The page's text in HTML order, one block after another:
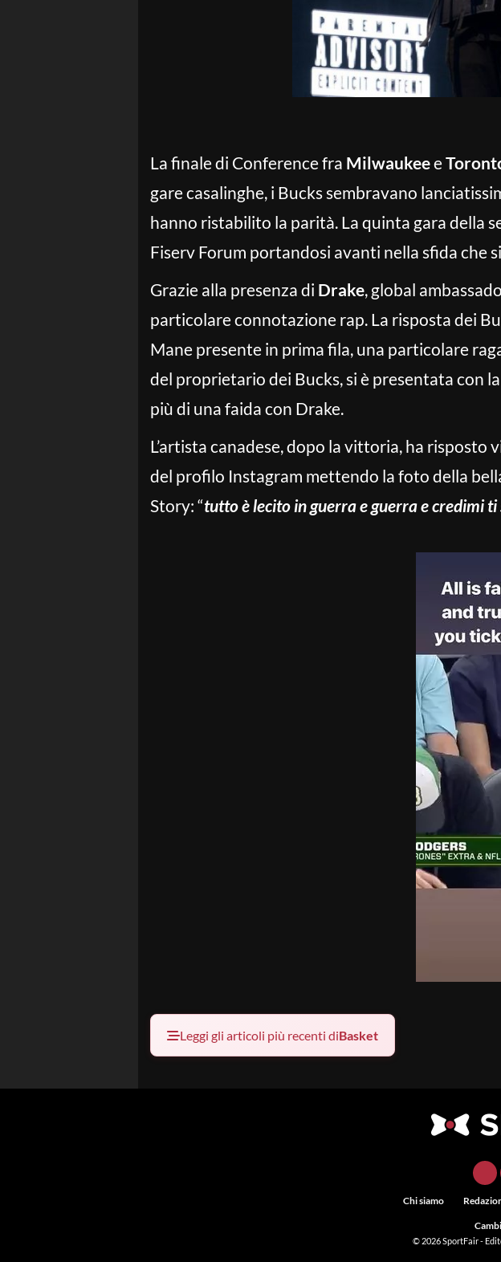
La finale di Conference fra Milwaukeee
gare casalinghe, i Bucks sembravano
hanno ristabilito la parità. La quinta gara della
Fiserv Forum portandosi avanti nella sfida che
Grazie alla presenza di Drake, global
particolare connotazione rap. La risposta dei
Mane presente in prima fila, una particolare
del proprietario dei Bucks, si è presentata con
più di una faida con Drake.
L’artista canadese, dopo la vittoria, ha risposto
del profilo Instagram mettendo la foto della
Story: “tutto è lecito in guerra e guerra e credimi
Leggi gli articoli più recenti diBasket
Chi siamo
© 2026SportFair-